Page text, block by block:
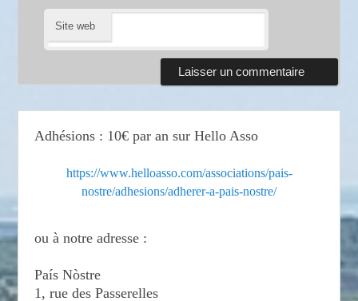
Site web
Adhésions : 10€ par an sur Hello Asso
https://www.helloasso.com/associations/pais-
nostre/adhesions/adherer-a-pais-nostre/
ou à notre adresse :
País Nòstre
1, rue des Passerelles